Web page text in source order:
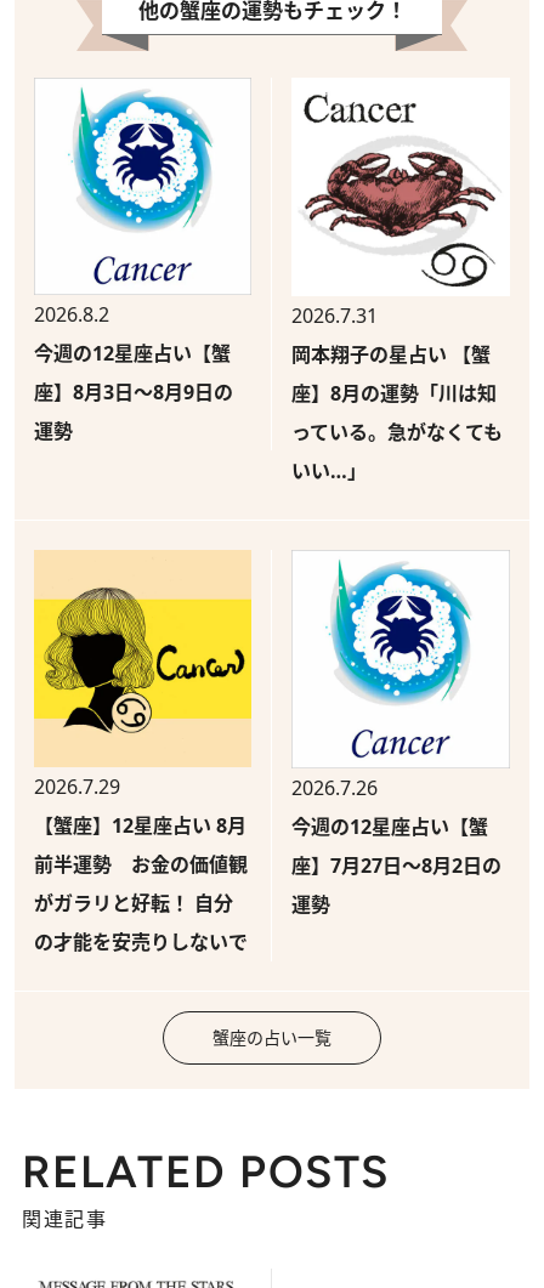
他の蟹座の運勢もチェック！
2026.8.2
今週の12星座占い【蟹
座】8月3日～8月9日の
運勢
2026.7.31
岡本翔子の星占い 【蟹
座】8月の運勢「川は知
っている。急がなくても
いい…」
2026.7.29
【蟹座】12星座占い 8月
前半運勢 お金の価値観
がガラリと好転！ 自分
の才能を安売りしないで
2026.7.26
今週の12星座占い【蟹
座】7月27日～8月2日の
運勢
蟹座の占い一覧
RELATED POSTS
関連記事